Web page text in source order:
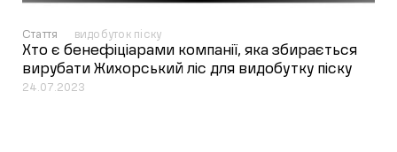
Стаття видобуток піску
Хто є бенефіціарами компанії, яка збирається
вирубати Жихорський ліс для видобутку піску
24.07.2023